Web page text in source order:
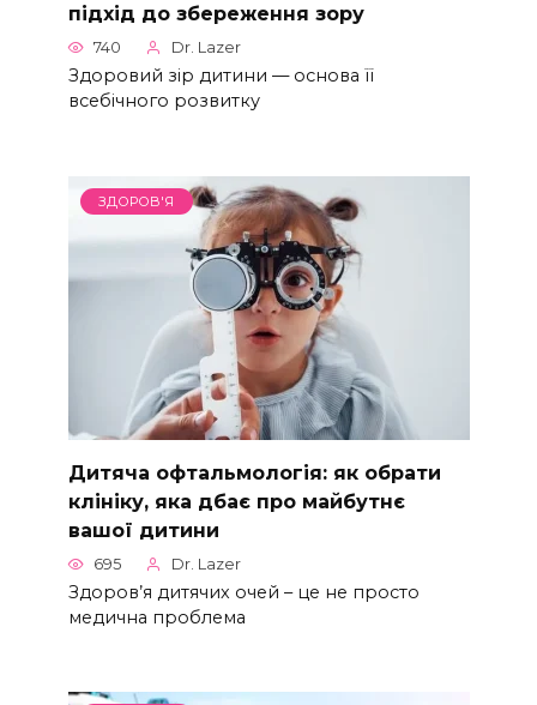
підхід до збереження зору
740 Dr. Lazer
Здоровий зір дитини — основа її
всебічного розвитку
ЗДОРОВ'Я
Дитяча офтальмологія: як обрати
клініку, яка дбає про майбутнє
вашої дитини
695 Dr. Lazer
Здоров’я дитячих очей – це не просто
медична проблема